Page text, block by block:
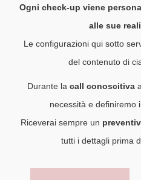
Ogni check-up viene
alle sue
Le configurazioni qui sotto
del contenuto di
Durante la call conoscitiva
necessità e definiremo
Riceverai sempre un
tutti i dettagli prima